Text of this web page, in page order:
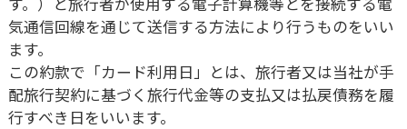
気通信回線を通じて送信する方法により行うものをいい
ます。
この約款で「カード利用日」とは、旅行者又は当社が手
配旅行契約に基づく旅行代金等の支払又は払戻債務を履
行すべき日をいいます。